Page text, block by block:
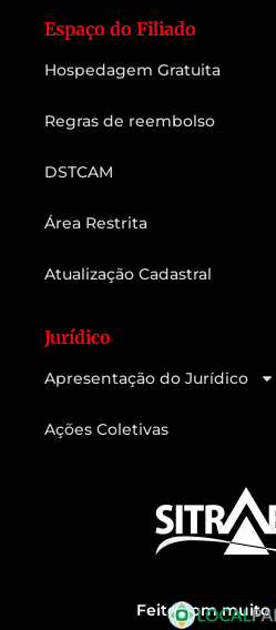
Espaço do Filiado
Hospedagem Gratuita
Regras de reembolso
DSTCAM
Área Restrita
Atualização Cadastral
Jurídico
Apresentação do Jurídico
Ações Coletivas
Feito com muito